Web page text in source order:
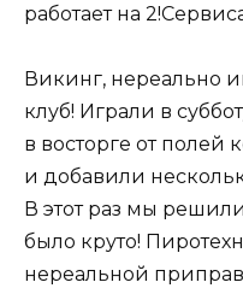
работает на
Викинг, нереально
клуб! Играли в
в восторге от полей
и добавили
В этот раз мы
было круто!
нереальной